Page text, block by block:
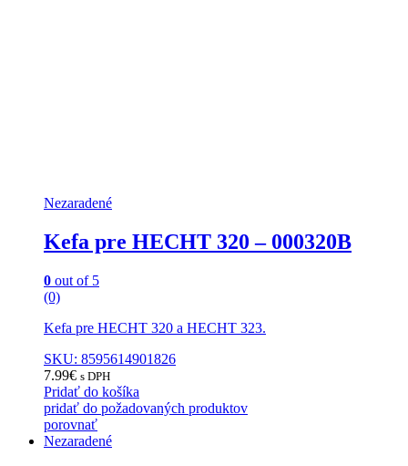
Nezaradené
Kefa pre HECHT 320 – 000320B
0 out of 5
(0)
Kefa pre HECHT 320 a HECHT 323.
SKU: 8595614901826
7.99€ s DPH
Pridať do košíka
pridať do požadovaných produktov
porovnať
Nezaradené